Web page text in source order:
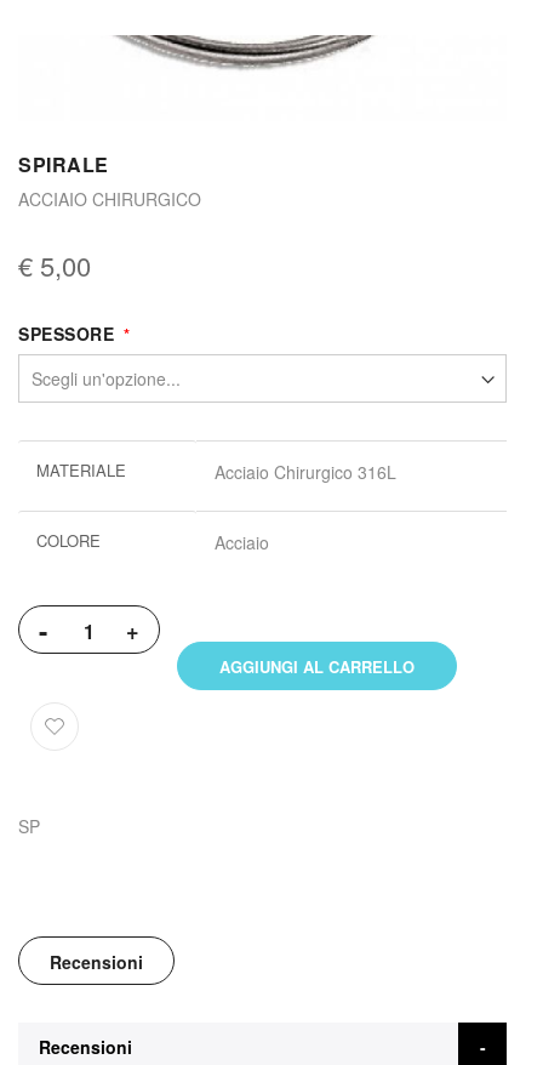
SPIRALE
ACCIAIO CHIRURGICO
€ 5,00
SPESSORE
informazioni
MATERIALE Acciaio Chirurgico 316L
COLORE Acciaio
- +
AGGIUNGI AL CARRELLO
SP
Recensioni
Recensioni